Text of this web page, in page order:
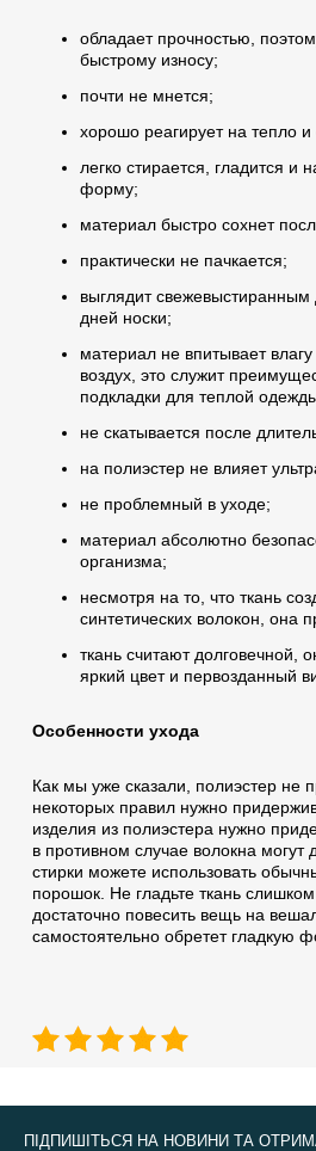
обладает прочностью,
быстрому износу;
почти не мнется;
хорошо реагирует на тепло и
легко стирается, гладится и
форму;
материал быстро сохнет
практически не пачкается;
выглядит свежевыстиранным
дней носки;
материал не впитывает
воздух, это служит
подкладки для теплой
не скатывается после
на полиэстер не влияет
не проблемный в уходе;
материал абсолютно
организма;
несмотря на то, что ткань
синтетических волокон, она
ткань считают долговечной,
яркий цвет и первозданный
Особенности ухода
Как мы уже сказали, полиэстер не
некоторых правил нужно
изделия из полиэстера нужно
в противном случае волокна
стирки можете использовать
порошок. Не гладьте ткань
достаточно повесить вещь на
самостоятельно обретет гладкую
ПІДПИШІТЬСЯ НА НОВИНИ ТА